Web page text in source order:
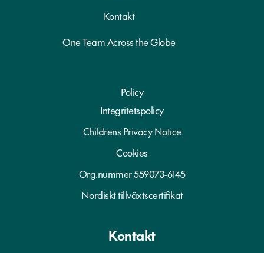
Kontakt
One Team Across the Globe
Policy
Integritetspolicy
Childrens Privacy Notice
Cookies
Org.nummer 559073-6145
Nordiskt tillväxtscertifikat
Kontakt